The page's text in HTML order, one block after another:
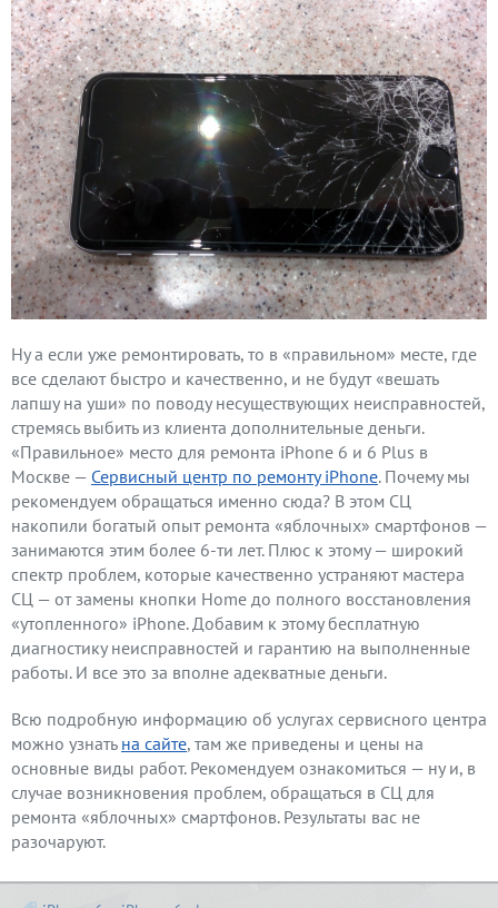
Ну а если уже ремонтировать, то в «правильном» месте, где
все сделают быстро и качественно, и не будут «вешать
лапшу на уши» по поводу несуществующих неисправностей,
стремясь выбить из клиента дополнительные деньги.
«Правильное» место для ремонта iPhone 6 и 6 Plus в
Москве — Сервисный центр по ремонту iPhone. Почему мы
рекомендуем обращаться именно сюда? В этом СЦ
накопили богатый опыт ремонта «яблочных» смартфонов —
занимаются этим более 6-ти лет. Плюс к этому — широкий
спектр проблем, которые качественно устраняют мастера
СЦ — от замены кнопки Home до полного восстановления
«утопленного» iPhone. Добавим к этому бесплатную
диагностику неисправностей и гарантию на выполненные
работы. И все это за вполне адекватные деньги.
Всю подробную информацию об услугах сервисного центра
можно узнать на сайте, там же приведены и цены на
основные виды работ. Рекомендуем ознакомиться — ну и, в
случае возникновения проблем, обращаться в СЦ для
ремонта «яблочных» смартфонов. Результаты вас не
разочаруют.